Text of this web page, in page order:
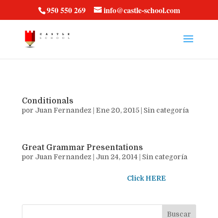
950 550 269 info@castle-school.com
Conditionals
por Juan Fernandez Ene 20, 2015| Sin categoría
Great Grammar Presentations
por Juan Fernandez Jun 24, 2014| Sin categoría
Click HERE